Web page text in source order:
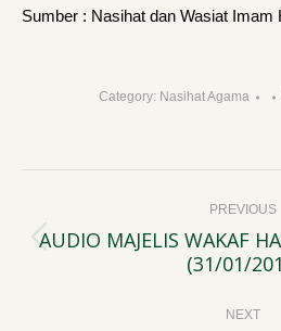
Sumber : Nasihat dan Wasiat Imam
Category: Nasihat Agama
navigation PREVIOUS
AUDIO MAJELIS WAKAF
(31/01/
NEXT